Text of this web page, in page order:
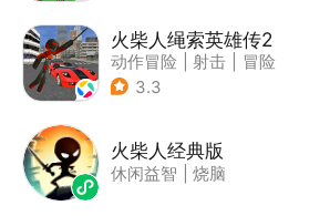
火柴人绳索英雄传2
动作冒险 射击
冒险
| 开放世界
3.3
火柴人经典版
休闲益智 烧脑